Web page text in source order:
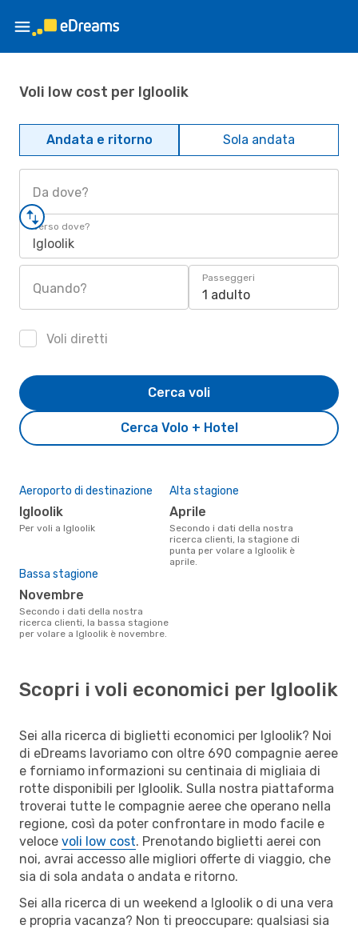
Voli low cost per Igloolik
Andata e ritorno Sola andata
Da dove?
Verso dove?
Igloolik
Quando?
Passeggeri
1 adulto
Voli diretti
Cerca Volo + Hotel
Cerca voli
Aeroporto di destinazione
Igloolik
Per voli a Igloolik
Alta stagione
aprile
Secondo i dati della nostra
ricerca clienti, la stagione di
punta per volare a Igloolik è
aprile.
Bassa stagione
novembre
Secondo i dati della nostra
ricerca clienti, la bassa stagione
per volare a Igloolik è novembre.
Scopri i voli economici per Igloolik
Sei alla ricerca di biglietti economici per Igloolik? Noi
di eDreams lavoriamo con oltre 690 compagnie aeree
e forniamo informazioni su centinaia di migliaia di
rotte disponibili per Igloolik. Sulla nostra piattaforma
troverai tutte le compagnie aeree che operano nella
regione, così da poter confrontare in modo facile e
veloce voli low cost. Prenotando biglietti aerei con
noi, avrai accesso alle migliori offerte di viaggio, che
sia di sola andata o andata e ritorno.
Sei alla ricerca di un weekend a Igloolik o di una vera
e propria vacanza? Non ti preoccupare: qualsiasi sia